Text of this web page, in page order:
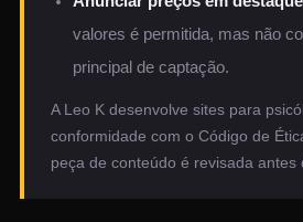
valores é permitida, mas não
principal de captação.
A Leo K desenvolve sites para
conformidade com o Código de
peça de conteúdo é revisada antes